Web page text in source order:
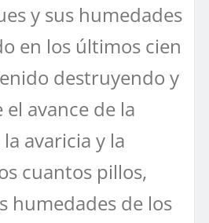
y sus humedades
en los últimos cien
destruyendo y
avance de la
avaricia y la
cuantos pillos,
humedades de los